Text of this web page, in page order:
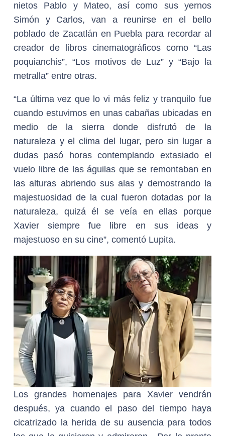
nietos Pablo y Mateo, así como sus yernos
Simón y Carlos, van a reunirse en el bello
poblado de Zacatlán en Puebla para recordar al
creador de libros cinematográficos como “Las
poquianchis”, “Los motivos de Luz” y “Bajo la
metralla” entre otras.
“La última vez que lo vi más feliz y tranquilo fue
cuando estuvimos en unas cabañas ubicadas en
medio de la sierra donde disfrutó de la
naturaleza y el clima del lugar, pero sin lugar a
dudas pasó horas contemplando extasiado el
vuelo libre de las águilas que se remontaban en
las alturas abriendo sus alas y demostrando la
majestuosidad de la cual fueron dotadas por la
naturaleza, quizá él se veía en ellas porque
Xavier siempre fue libre en sus ideas y
majestuoso en su cine”, comentó Lupita.
Los grandes homenajes para Xavier vendrán
después, ya cuando el paso del tiempo haya
cicatrizado la herida de su ausencia para todos